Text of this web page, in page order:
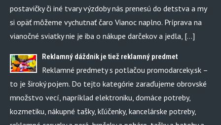
postavičky či iné tvary výzdoby nás prenesú do detstva a my
si opäť môžeme vychutnať čaro Vianoc naplno. Príprava na
vianočné sviatky nie je iba o nákupe darčekov a jedla, […]
Reklamný dáždnik je tiež reklamný predmet
Reklamné predmety s potlačou promodarceky.sk –
to je široký pojem. Do tejto kategórie zaraďujeme obrovské
množstvo vecí, napríklad elektroniku, domáce potreby,
kozmetiku, nákupné tašky, kľúčenky, kancelárske potreby,